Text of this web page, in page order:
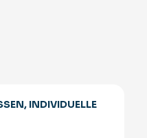
INDIVIDUELLE